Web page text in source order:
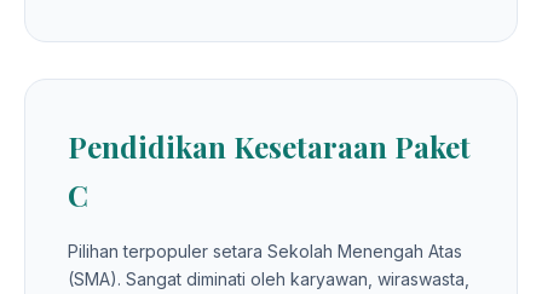
Pendidikan Kesetaraan Paket
C
Pilihan terpopuler setara Sekolah Menengah Atas
(SMA). Sangat diminati oleh karyawan, wiraswasta,